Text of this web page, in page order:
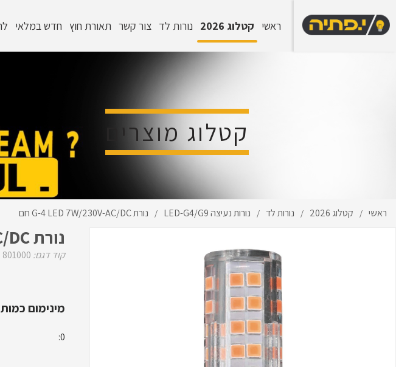
ראשי קטלוג 2026 נורות לד צור קשר תאורת חוץ חדש במלאי
קטלוג מוצרים
ראשי / קטלוג 2026 / נורות לד / נורות נעיצה LED-G4/G9 / נורת G-4 LED 7W/230V-AC/DC חם
נורת G-4 LED 7W/230V-AC/DC חם
קוד דגם: 801000
מינימום
0: